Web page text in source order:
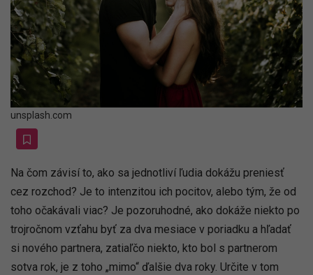
unsplash.com
Na čom závisí to, ako sa jednotliví ľudia dokážu preniesť
cez rozchod? Je to intenzitou ich pocitov, alebo tým, že od
toho očakávali viac? Je pozoruhodné, ako dokáže niekto po
trojročnom vzťahu byť za dva mesiace v poriadku a hľadať
si nového partnera, zatiaľčo niekto, kto bol s partnerom
sotva rok, je z toho „mimo“ ďalšie dva roky. Určite v tom